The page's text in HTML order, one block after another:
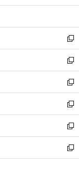
開
ウ
開
く
ン
ウ
で
開
く
ウ
ン
ド
ウ
で
開
く
新
し
い
ウ
ィ
ン
ド
ウ
で
開
く
新
し
い
ウ
ィ
ン
ド
ウ
で
開
新
し
い
ウ
ィ
ン
ド
ウ
新
し
い
ウ
ィ
ン
新
し
い
ウ
新
し